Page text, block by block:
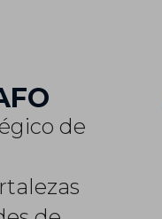
de